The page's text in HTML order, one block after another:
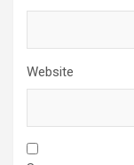
Website